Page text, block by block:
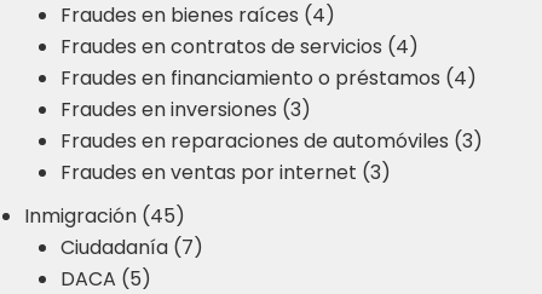
Fraudes en bienes raíces (4)
Fraudes en contratos de servicios (4)
Fraudes en financiamiento o préstamos (4)
Fraudes en inversiones (3)
Fraudes en reparaciones de automóviles (3)
Fraudes en ventas por internet (3)
Inmigración (45)
Ciudadanía (7)
DACA (5)